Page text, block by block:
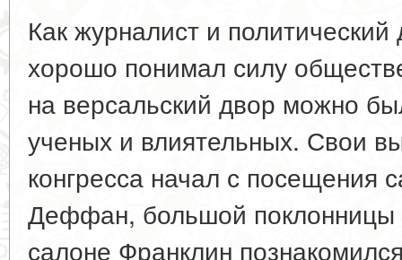
Как журналист и
хорошо понимал силу
на версальский двор можно
ученых и влиятельных. Свои
конгресса начал с посещения
Деффан, большой поклонницы
салоне Франклин